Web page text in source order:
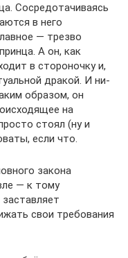
Сосредотачиваясь
в него
— трезво
А он, как
в стороночку и,
дракой. И ни-
образом, он
на
стоял (ну и
если что.
закона
— к тому
свои требования